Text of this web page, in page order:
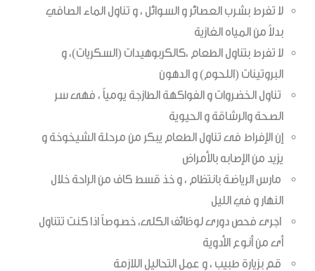
لا تفرط بشرب العصائر و السوائل ، و تناول الماء الصافي
بدلاً من المياه الغازية
لا تفرط بتناول الطعام ،كالكربوهيدات (السكريات)، و
البروتينات (اللحوم) و الدهون
تناول الخضروات و الفواكهة الطازجة يومياً ، فهى سر
الصحة والرشاقة و الحيوية
إن الإفراط فى تناول الطعام يبكر من مرحلة الشيخوخة و
يزيد من الإصابه بالأمراض
مارس الرياضة بانتظام ، و خذ قسط كاف من الراحة خلال
النهار و في الليل
اجرى فحص دورى لوظائف الكلى، خصوصاً اذا كنت تتناول
أى من أنوع الأدوية
قم بزيارة طبيب ، و عمل التحاليل اللازمة